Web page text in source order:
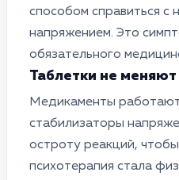
способом справиться с
напряжением. Это
обязательного
Таблетки не
Медикаменты
стабилизаторы
остроту реакций, чтобы
психотерапия стала